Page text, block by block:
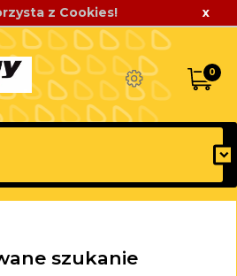
z Cookies! x
0
szukanie